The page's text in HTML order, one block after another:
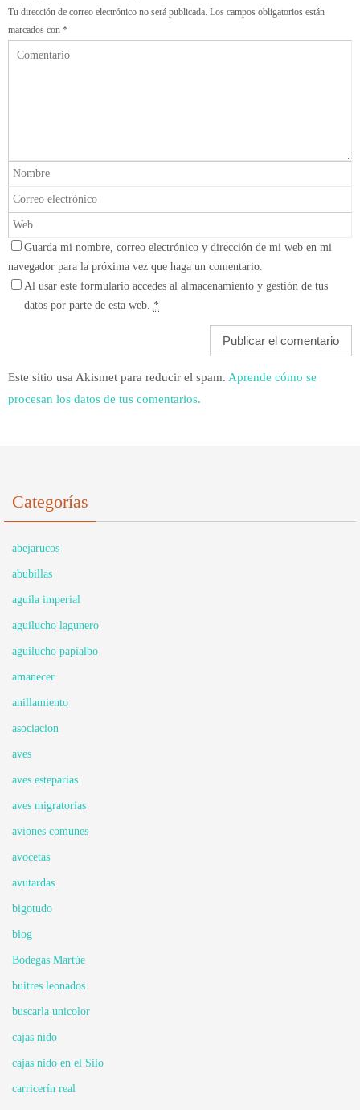
Tu dirección de correo electrónico no será publicada. Los campos obligatorios están
marcados con *
Guarda mi nombre, correo electrónico y dirección de mi web en mi
navegador para la próxima vez que haga un comentario.
Al usar este formulario accedes al almacenamiento y gestión de tus
datos por parte de esta web. *
Este sitio usa Akismet para reducir el spam. Aprende cómo se
procesan los datos de tus comentarios.
Categorías
abejarucos
abubillas
aguila imperial
aguilucho lagunero
aguilucho papialbo
amanecer
anillamiento
asociacion
aves
aves esteparias
aves migratorias
aviones comunes
avocetas
avutardas
bigotudo
blog
Bodegas Martúe
buitres leonados
buscarla unicolor
cajas nido
cajas nido en el Silo
carricerín real